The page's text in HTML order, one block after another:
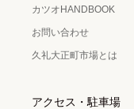
カツオHANDBOOK
お問い合わせ
久礼大正町市場とは
アクセス・駐車場